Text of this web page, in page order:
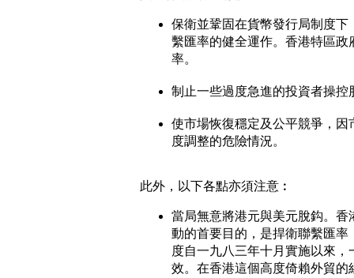
保衛並鞏固在貨幣發行局制度下
繫匯率的健全運作。香港特區政
率。
制止一些過度急進的投資者操控
使市場恢復穩定及公平競爭，因
度調整的危險情況。
此外，以下各點亦須注意︰
當局無意將港元與美元脫鈎。香
動的首要目的，是捍衛聯繫匯率
度自一九八三年十月實施以來，
效。在香港這個高度倚賴外貿的